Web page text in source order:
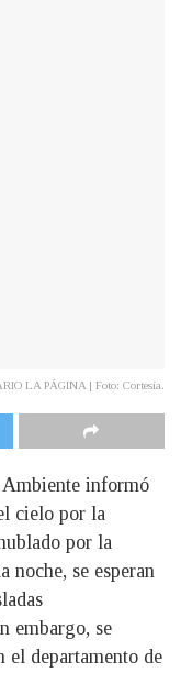
LA PÁGINA | Foto: Cortesía.
informó
cielo por la
por la
noche, se esperan
embargo, se
el departamento de